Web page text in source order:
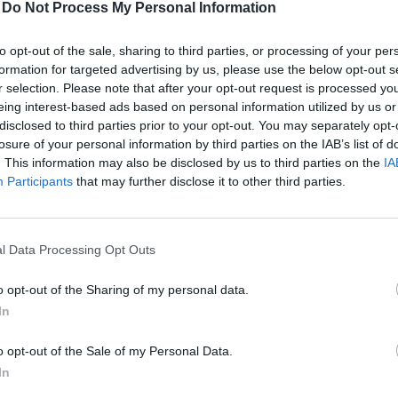
Do Not Process My Personal Information
opt-out of the sale, sharing to third parties, or processing of your
for targeted advertising by us, please use the below opt-out
selection. Please note that after your opt-out request is processed
interest-based ads based on personal information utilized by us
to third parties prior to your opt-out. You may separately
of your personal information by third parties on the IAB’s list of
This information may also be disclosed by us to third parties on the
Participants that may further disclose it to other third parties.
Data Processing Opt Outs
opt-out of the Sharing of my personal data.
opt-out of the Sale of my Personal Data.
ahol minden oldal (közvetítők, bankok,
2015 óta az ingatlanfedezet 80%-ában
összegét, vagyis ha a megvásárolandó vagy
legalább részben egy értékesebb családi
20%-nak kell lennie. Két nagy változás történt azóta
je óta a 41 év alatti első lakásvásárlókra 90%-os felső
20% helyett ők akár 10%-os önerővel juthatnak
jével kibővítette a kört az MNB az energiahatékony
Ilyennek számít az olyan lakás, amely legfeljebb 68